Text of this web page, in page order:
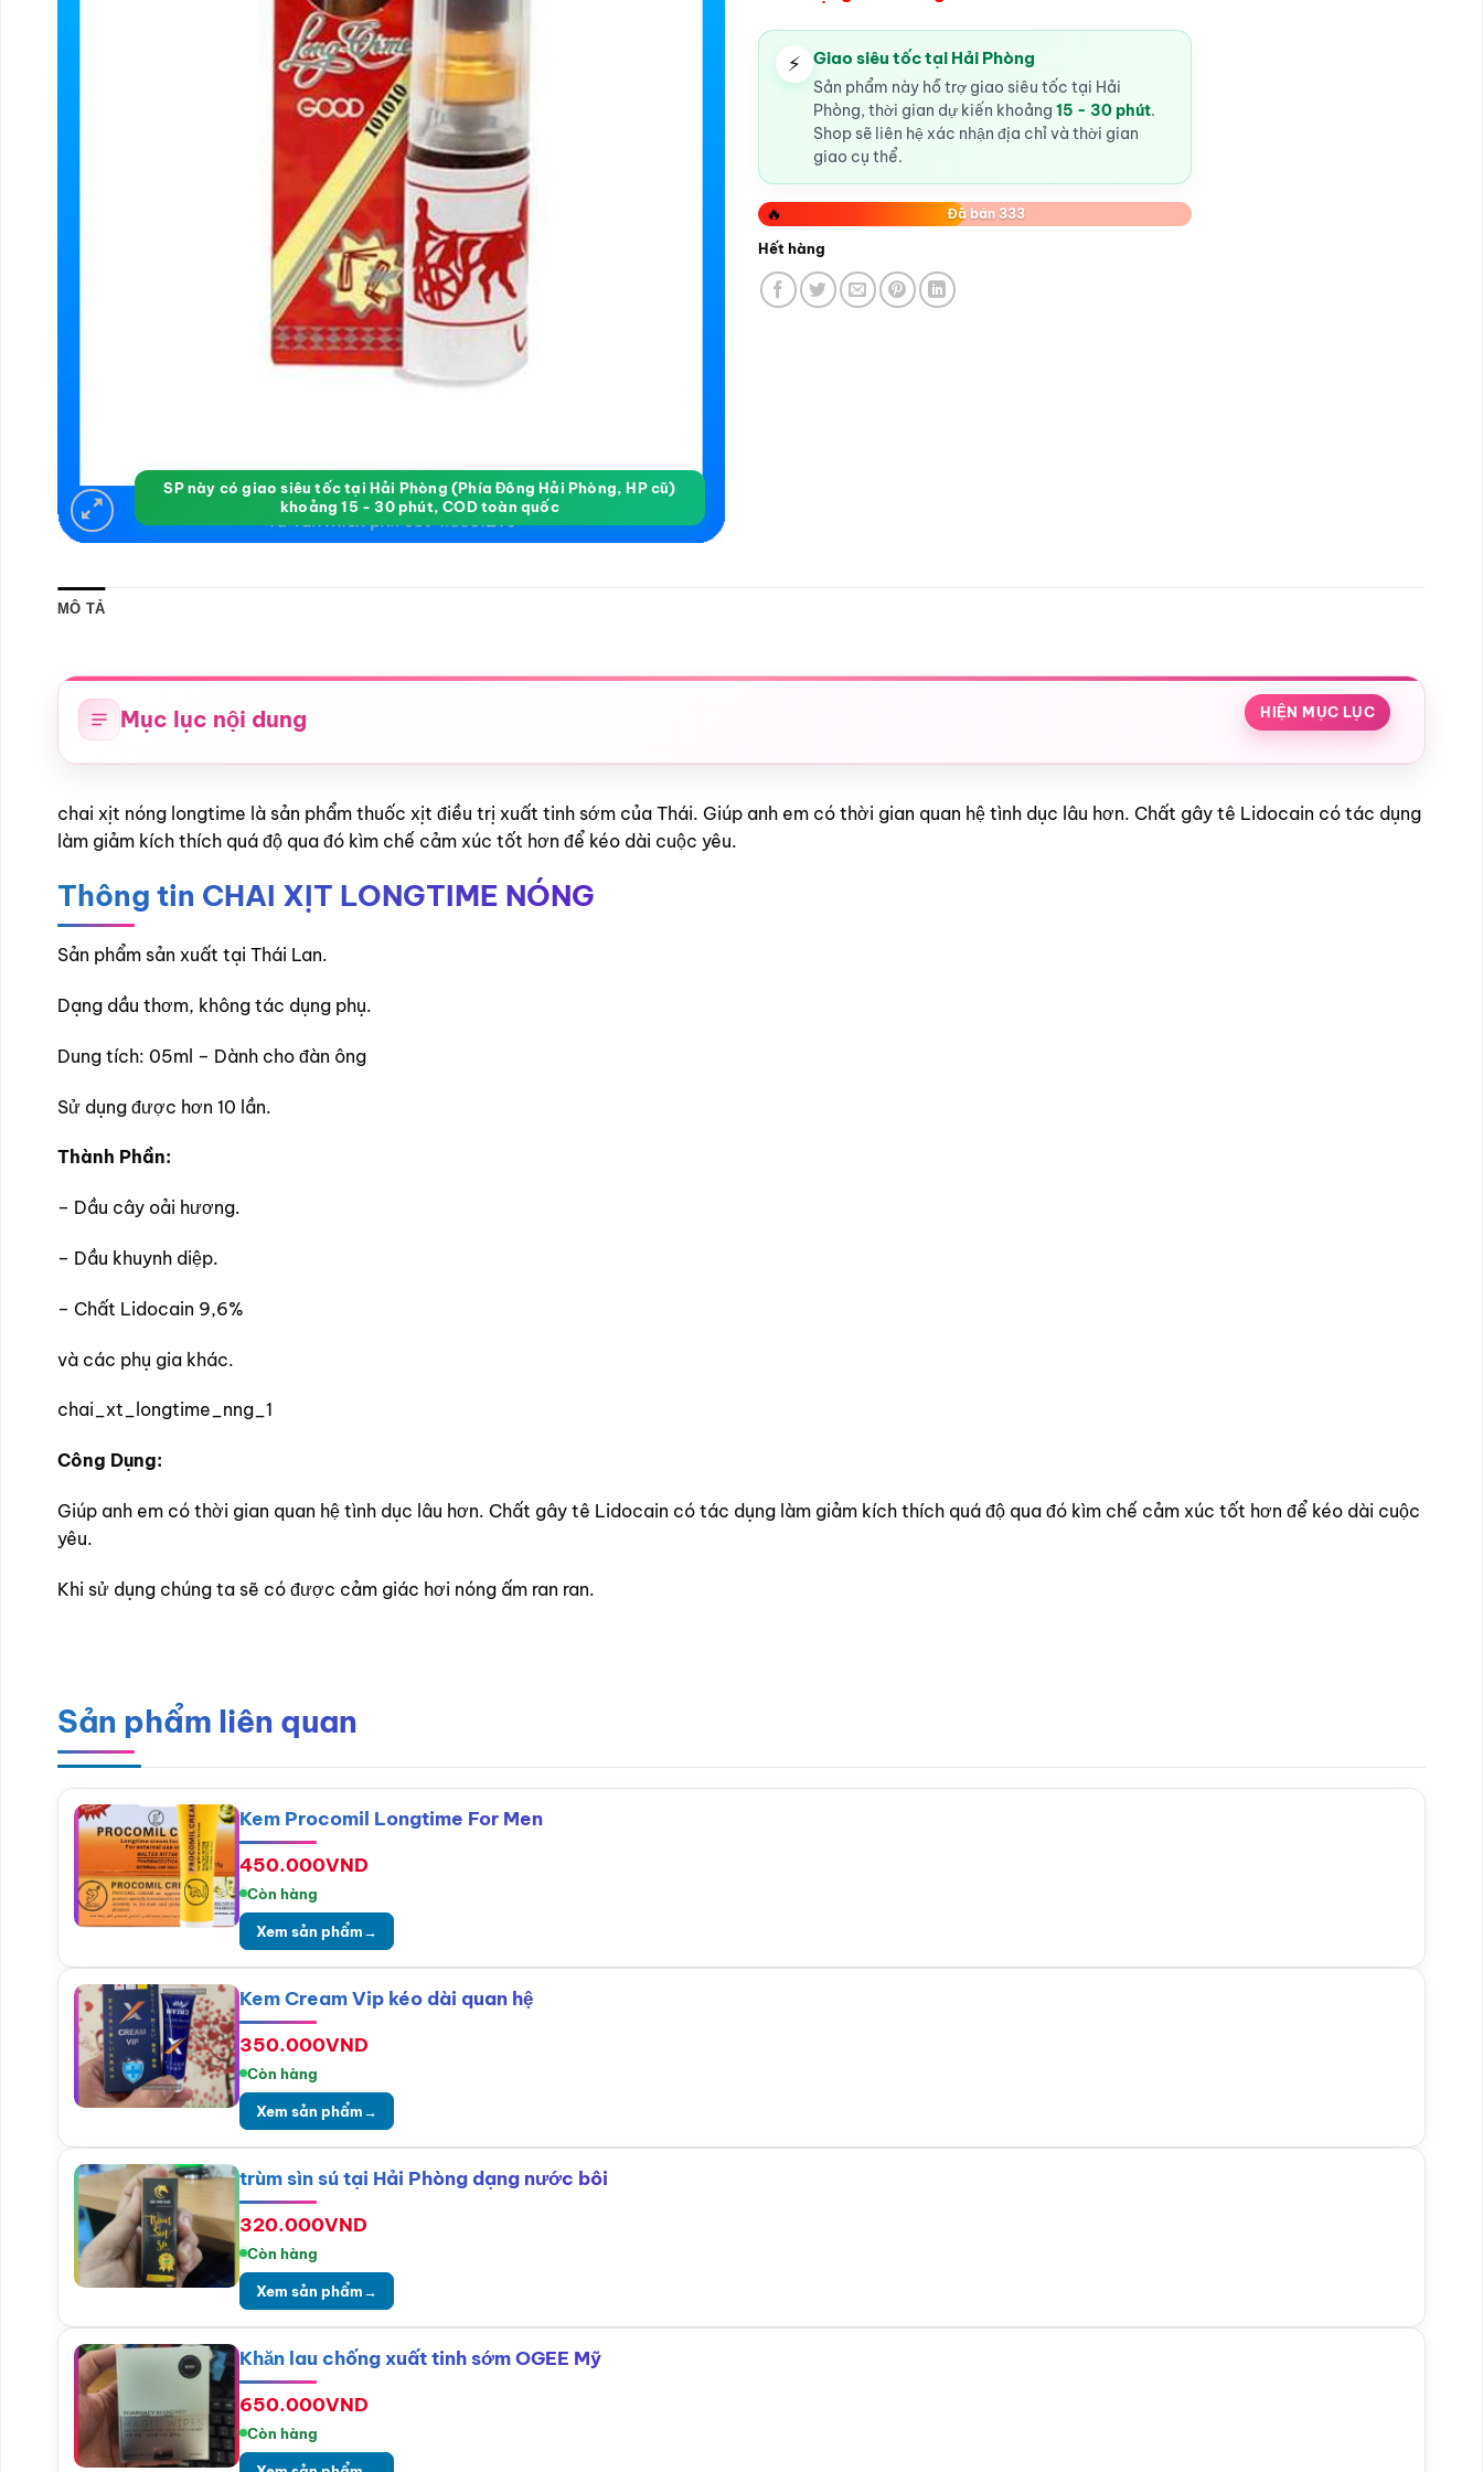
SP này có giao siêu tốc tại Hải Phòng (Phía Đông Hải Phòng, HP cũ)
khoảng 15 - 30 phút, COD toàn quốc
⚡ Giao siêu tốc tại Hải Phòng
Sản phẩm này hỗ trợ giao siêu tốc tại Hải
Phòng, thời gian dự kiến khoảng 15 - 30 phút.
Shop sẽ liên hệ xác nhận địa chỉ và thời gian
giao cụ thể.
🔥 Đã bán 333
Hết hàng
MÔ TẢ
Mục lục nội dung HIỆN MỤC LỤC
chai xịt nóng longtime là sản phẩm thuốc xịt điều trị xuất tinh sớm của Thái. Giúp anh em có thời gian quan hệ tình dục lâu hơn. Chất gây tê Lidocain có tác dụng
làm giảm kích thích quá độ qua đó kìm chế cảm xúc tốt hơn để kéo dài cuộc yêu.
Thông tin CHAI XỊT LONGTIME NÓNG
Sản phẩm sản xuất tại Thái Lan.
Dạng dầu thơm, không tác dụng phụ.
Dung tích: 05ml – Dành cho đàn ông
Sử dụng được hơn 10 lần.
Thành Phần:
– Dầu cây oải hương.
– Dầu khuynh diệp.
– Chất Lidocain 9,6%
và các phụ gia khác.
chai_xt_longtime_nng_1
Công Dụng:
Giúp anh em có thời gian quan hệ tình dục lâu hơn. Chất gây tê Lidocain có tác dụng làm giảm kích thích quá độ qua đó kìm chế cảm xúc tốt hơn để kéo dài cuộc
yêu.
Khi sử dụng chúng ta sẽ có được cảm giác hơi nóng ấm ran ran.
Sản phẩm liên quan
Kem Procomil Longtime For Men
450.000VND
Còn hàng
Xem sản phẩm→
Kem Cream Vip kéo dài quan hệ
350.000VND
Còn hàng
Xem sản phẩm→
trùm sìn sú tại Hải Phòng dạng nước bôi
320.000VND
Còn hàng
Xem sản phẩm→
Khăn lau chống xuất tinh sớm OGEE Mỹ
650.000VND
Còn hàng